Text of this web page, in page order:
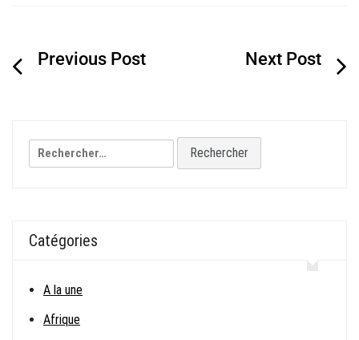
Navigation
Rechercher :
Catégories
A la une
Afrique